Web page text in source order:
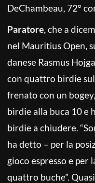
DeChambeau, 72°
Paratore, che a
nel Mauritius Open,
danese Rasmus
con quattro birdie
frenato con un
birdie alla buca 10
birdie a chiudere.
ha detto – per la
gioco espresso e per
quattro buche”.